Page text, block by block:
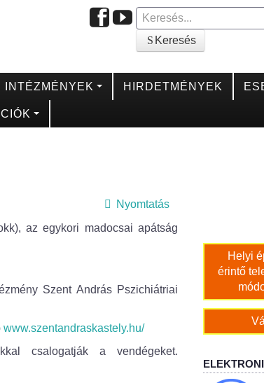
Keresés
INTÉZMÉNYEK HIRDETMÉNYEK
Nyomtatás
az egykori madocsai apátság
Szent András Pszichiátriai
www.szentandraskastely.hu/
csalogatják a vendégeket.
Helyi
érintő